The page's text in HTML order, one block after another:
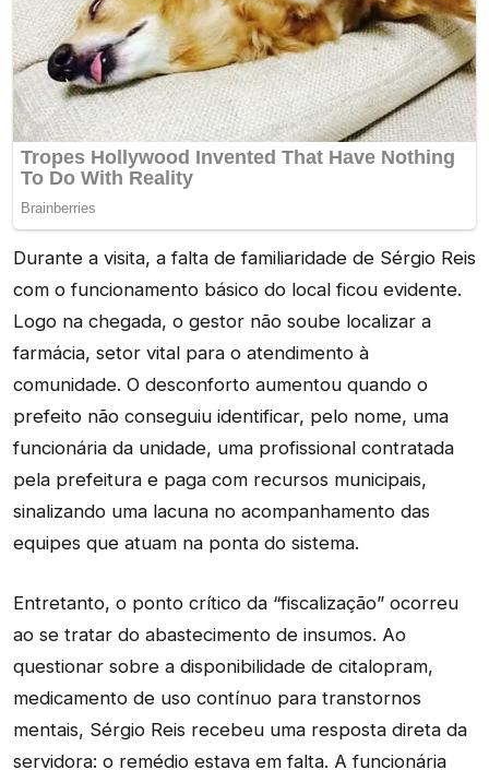
Durante a visita, a falta de familiaridade de Sérgio Reis
com o funcionamento básico do local ficou evidente.
Logo na chegada, o gestor não soube localizar a
farmácia, setor vital para o atendimento à
comunidade. O desconforto aumentou quando o
prefeito não conseguiu identificar, pelo nome, uma
funcionária da unidade, uma profissional contratada
pela prefeitura e paga com recursos municipais,
sinalizando uma lacuna no acompanhamento das
equipes que atuam na ponta do sistema.
Entretanto, o ponto crítico da “fiscalização” ocorreu
ao se tratar do abastecimento de insumos. Ao
questionar sobre a disponibilidade de citalopram,
medicamento de uso contínuo para transtornos
mentais, Sérgio Reis recebeu uma resposta direta da
servidora: o remédio estava em falta. A funcionária